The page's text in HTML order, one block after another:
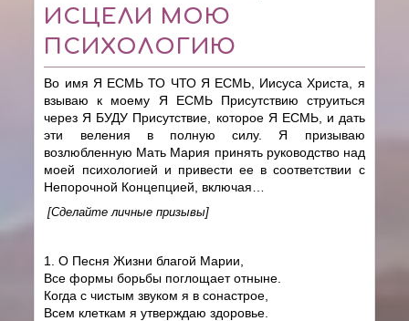
ИСЦЕЛИ МОЮ
ПСИХОЛОГИЮ
Во имя Я ЕСМЬ ТО ЧТО Я ЕСМЬ, Иисуса Христа, я
взываю к моему Я ЕСМЬ Присутствию струиться
через Я БУДУ Присутствие, которое Я ЕСМЬ, и дать
эти веления в полную силу. Я призываю
возлюбленную Мать Мария принять руководство над
моей психологией и привести ее в соответствии с
Непорочной Концепцией, включая…
[Сделайте личные призывы]
1. О Песня Жизни благой Марии,
Все формы борьбы поглощает отныне.
Когдаc чистым звуком я в сонастрое,
Всем клеткам я утверждаю здоровье.